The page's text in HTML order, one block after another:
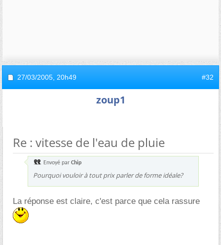
27/03/2005, 20h49 #32
zoup1
Re : vitesse de l'eau de pluie
Envoyé par Chip
Pourquoi vouloir à tout prix parler de forme idéale?
La réponse est claire, c'est parce que cela rassure